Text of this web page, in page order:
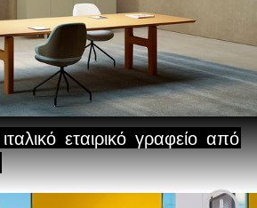
ιταλικό εταιρικό γραφείο από